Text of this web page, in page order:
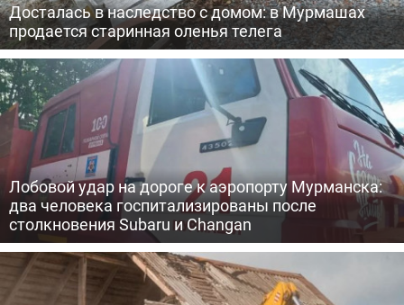
Досталась в наследство с домом: в Мурмашах
продается старинная оленья телега
Лобовой удар на дороге к аэропорту Мурманска:
два человека госпитализированы после
столкновения Subaru и Changan